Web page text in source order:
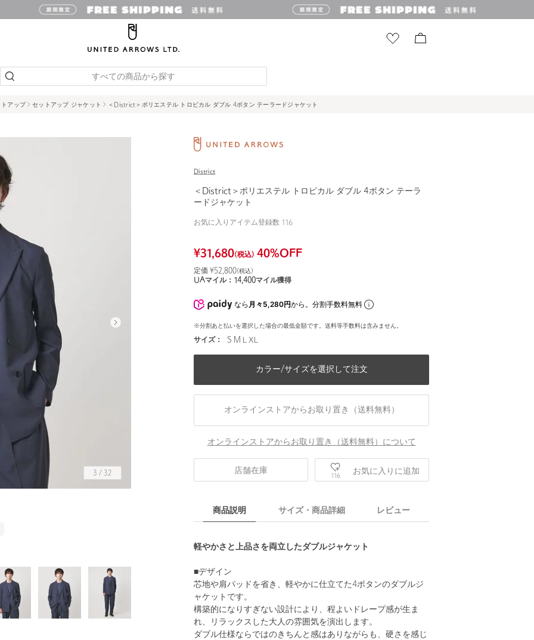
すべての商品から探す
アップ セットアップ ジャケット ＜District＞ポリエステル トロピカル ダブル 4ボタン テーラードジャケット
3 / 32
District
＜District＞ポリエステル トロピカル ダブル 4ボタン テーラ
ードジャケット
お気に入りアイテム登録数 116
¥31,680(税込) 40%OFF
定価 ¥52,800(税込)
UAマイル： 14,400マイル獲得
なら 月々5,280円から。分割手数料無料
※分割あと払いを選択した場合の最低金額です。送料等手数料は含みません。
サイズ： S M L XL
カラー/サイズを選択して注文
オンラインストアからお取り置き（送料無料）
オンラインストアからお取り置き（送料無料）について
店舗在庫
116 お気に入りに追加
商品説明 サイズ・商品詳細 レビュー
軽やかさと上品さを両立したダブルジャケット
■デザイン
芯地や肩パッドを省き、軽やかに仕立てた4ボタンのダブルジ
ャケットです。
構築的になりすぎない設計により、程よいドレープ感が生ま
れ、リラックスした大人の雰囲気を演出します。
ダブル仕様ならではのきちんと感はありながらも、硬さを感じ